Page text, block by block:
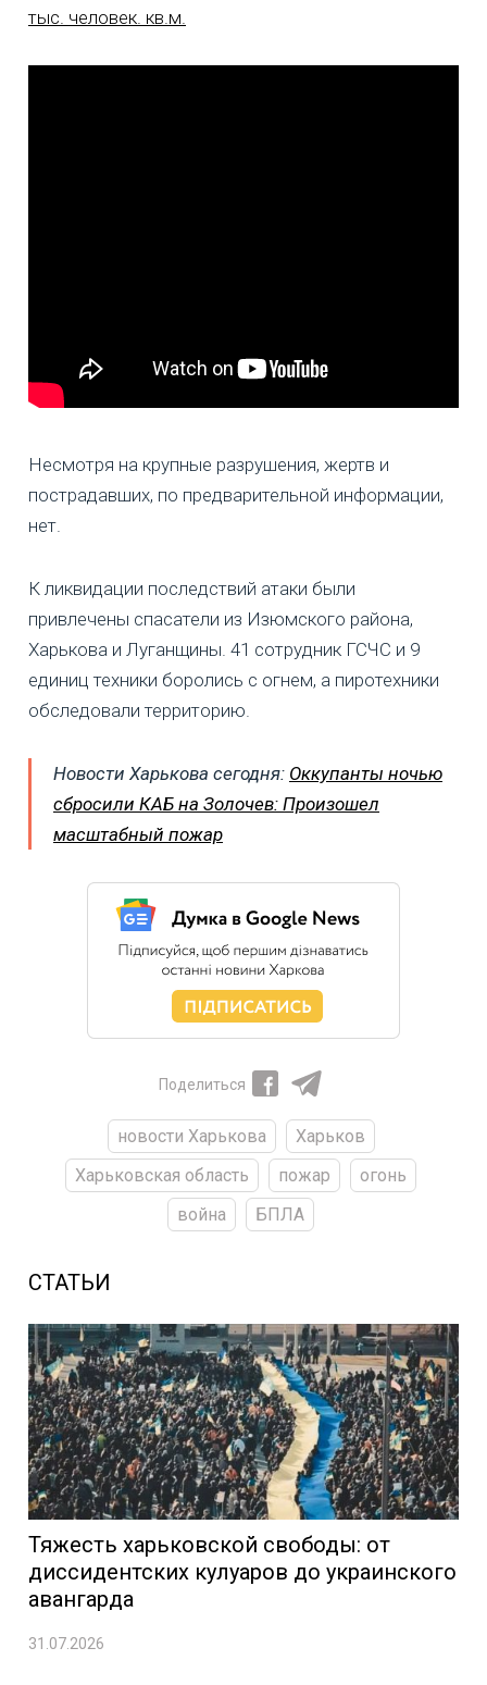
тыс. человек. кв.м.
Несмотря на крупные разрушения, жертв и
пострадавших, по предварительной информации,
нет.
К ликвидации последствий атаки были
привлечены спасатели из Изюмского района,
Харькова и Луганщины. 41 сотрудник ГСЧС и 9
единиц техники боролись с огнем, а пиротехники
обследовали территорию.
Новости Харькова сегодня: Оккупанты ночью
сбросили КАБ на Золочев: Произошел
масштабный пожар
Поделиться
новости Харькова
Харьков
Харьковская область
пожар
огонь
война
БПЛА
СТАТЬИ
Тяжесть харьковской свободы: от
диссидентских кулуаров до украинского
авангарда
31.07.2026